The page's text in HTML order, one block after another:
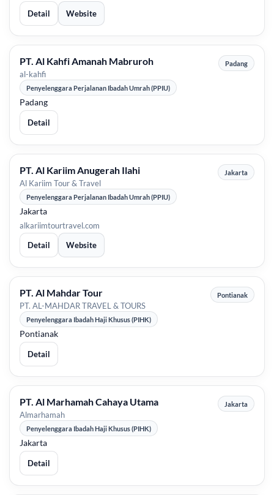
Detail
Website
PT. Al Kahfi Amanah Mabruroh
al-kahfi
Padang
Penyelenggara Perjalanan Ibadah Umrah (PPIU)
Padang
Detail
PT. Al Kariim Anugerah Ilahi
Al Kariim Tour & Travel
Jakarta
Penyelenggara Perjalanan Ibadah Umrah (PPIU)
Jakarta
alkariimtourtravel.com
Detail
Website
PT. Al Mahdar Tour
PT. AL-MAHDAR TRAVEL & TOURS
Pontianak
Penyelenggara Ibadah Haji Khusus (PIHK)
Pontianak
Detail
PT. Al Marhamah Cahaya Utama
Almarhamah
Jakarta
Penyelenggara Ibadah Haji Khusus (PIHK)
Jakarta
Detail